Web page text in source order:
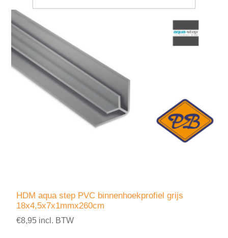
HDM aqua step PVC binnenhoekprofiel grijs
18x4,5x7x1mmx260cm
€8,95 incl. BTW